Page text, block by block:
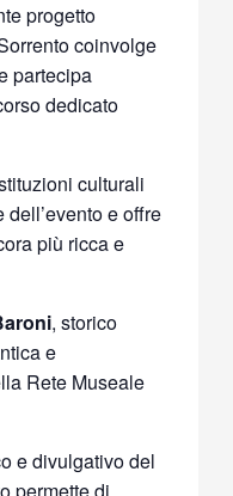
progetto
coinvolge
partecipa
dedicato
culturali
e offre
più ricca e
, storico
e
Rete Museale
e divulgativo del